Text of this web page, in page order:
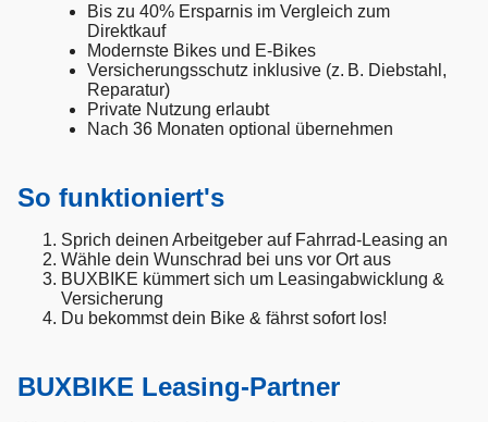
Bis zu 40% Ersparnis im Vergleich zum
Direktkauf
Modernste Bikes und E-Bikes
Versicherungsschutz inklusive (z. B. Diebstahl,
Reparatur)
Private Nutzung erlaubt
Nach 36 Monaten optional übernehmen
So funktioniert's
Sprich deinen Arbeitgeber auf Fahrrad-Leasing an
Wähle dein Wunschrad bei uns vor Ort aus
BUXBIKE kümmert sich um Leasingabwicklung &
Versicherung
Du bekommst dein Bike & fährst sofort los!
BUXBIKE Leasing-Partner